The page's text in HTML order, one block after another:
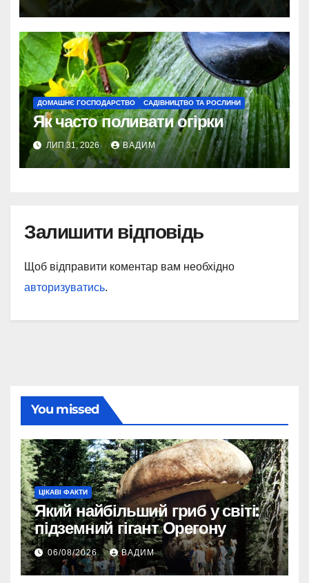
ДОМАШНЄ ГОСПОДАРСТВО САДІВНИЦТВО ТА РОСЛИНИ
Як часто поливати огірки
ЛИП 31, 2026 ВАДИМ
Залишити відповідь
Щоб відправити коментар вам необхідно
авторизуватись.
You missed
ЦІКАВІ ФАКТИ
Який найбільший гриб у світі:
підземний гігант Орегону
06/08/2026 ВАДИМ